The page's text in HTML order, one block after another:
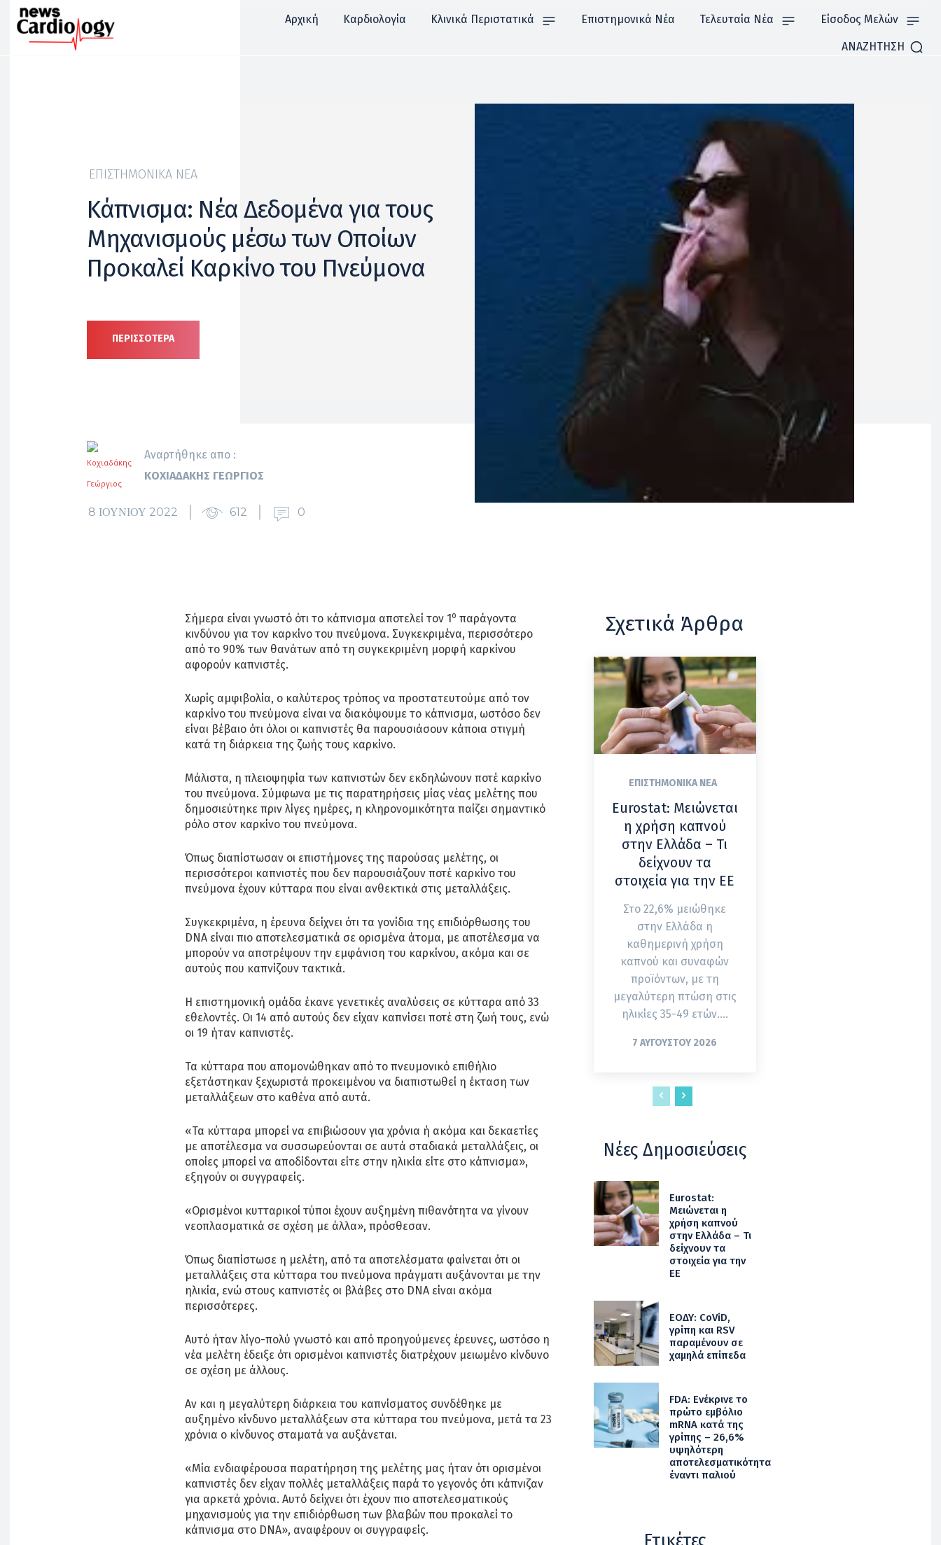
Αρχική Καρδιολογία Κλινικά Περιστατικά Επιστημονικά Νέα Τελευταία Νέα Είσοδος Μελών
ΑΝΑΖΗΤΗΣΗ
ΕΠΙΣΤΗΜΟΝΙΚΆ ΝΈΑ
Κάπνισμα: Νέα Δεδομένα για τους
Μηχανισμούς μέσω των Οποίων
Προκαλεί Καρκίνο του Πνεύμονα
ΠΕΡΙΣΣΟΤΕΡΑ
Αναρτήθηκε απο :
ΚΟΧΙΑΔΆΚΗΣ ΓΕΏΡΓΙΟΣ
8 ΙΟΥΝΊΟΥ 2022 612 0
Σήμερα είναι γνωστό ότι το κάπνισμα αποτελεί τον 1ο παράγοντα
κινδύνου για τον καρκίνο του πνεύμονα. Συγκεκριμένα, περισσότερο
από το 90% των θανάτων από τη συγκεκριμένη μορφή καρκίνου
αφορούν καπνιστές.
Χωρίς αμφιβολία, ο καλύτερος τρόπος να προστατευτούμε από τον
καρκίνο του πνεύμονα είναι να διακόψουμε το κάπνισμα, ωστόσο δεν
είναι βέβαιο ότι όλοι οι καπνιστές θα παρουσιάσουν κάποια στιγμή
κατά τη διάρκεια της ζωής τους καρκίνο.
Μάλιστα, η πλειοψηφία των καπνιστών δεν εκδηλώνουν ποτέ καρκίνο
του πνεύμονα. Σύμφωνα με τις παρατηρήσεις μίας νέας μελέτης που
δημοσιεύτηκε πριν λίγες ημέρες, η κληρονομικότητα παίζει σημαντικό
ρόλο στον καρκίνο του πνεύμονα.
Όπως διαπίστωσαν οι επιστήμονες της παρούσας μελέτης, οι
περισσότεροι καπνιστές που δεν παρουσιάζουν ποτέ καρκίνο του
πνεύμονα έχουν κύτταρα που είναι ανθεκτικά στις μεταλλάξεις.
Συγκεκριμένα, η έρευνα δείχνει ότι τα γονίδια της επιδιόρθωσης του
DNA είναι πιο αποτελεσματικά σε ορισμένα άτομα, με αποτέλεσμα να
μπορούν να αποτρέψουν την εμφάνιση του καρκίνου, ακόμα και σε
αυτούς που καπνίζουν τακτικά.
Η επιστημονική ομάδα έκανε γενετικές αναλύσεις σε κύτταρα από 33
εθελοντές. Οι 14 από αυτούς δεν είχαν καπνίσει ποτέ στη ζωή τους, ενώ
οι 19 ήταν καπνιστές.
Τα κύτταρα που απομονώθηκαν από το πνευμονικό επιθήλιο
εξετάστηκαν ξεχωριστά προκειμένου να διαπιστωθεί η έκταση των
μεταλλάξεων στο καθένα από αυτά.
«Τα κύτταρα μπορεί να επιβιώσουν για χρόνια ή ακόμα και δεκαετίες
με αποτέλεσμα να συσσωρεύονται σε αυτά σταδιακά μεταλλάξεις, οι
οποίες μπορεί να αποδίδονται είτε στην ηλικία είτε στο κάπνισμα»,
εξηγούν οι συγγραφείς.
«Ορισμένοι κυτταρικοί τύποι έχουν αυξημένη πιθανότητα να γίνουν
νεοπλασματικά σε σχέση με άλλα», πρόσθεσαν.
Όπως διαπίστωσε η μελέτη, από τα αποτελέσματα φαίνεται ότι οι
μεταλλάξεις στα κύτταρα του πνεύμονα πράγματι αυξάνονται με την
ηλικία, ενώ στους καπνιστές οι βλάβες στο DNA είναι ακόμα
περισσότερες.
Αυτό ήταν λίγο-πολύ γνωστό και από προηγούμενες έρευνες, ωστόσο η
νέα μελέτη έδειξε ότι ορισμένοι καπνιστές διατρέχουν μειωμένο κίνδυνο
σε σχέση με άλλους.
Αν και η μεγαλύτερη διάρκεια του καπνίσματος συνδέθηκε με
αυξημένο κίνδυνο μεταλλάξεων στα κύτταρα του πνεύμονα, μετά τα 23
χρόνια ο κίνδυνος σταματά να αυξάνεται.
«Μία ενδιαφέρουσα παρατήρηση της μελέτης μας ήταν ότι ορισμένοι
καπνιστές δεν είχαν πολλές μεταλλάξεις παρά το γεγονός ότι κάπνιζαν
για αρκετά χρόνια. Αυτό δείχνει ότι έχουν πιο αποτελεσματικούς
μηχανισμούς για την επιδιόρθωση των βλαβών που προκαλεί το
κάπνισμα στο DNA», αναφέρουν οι συγγραφείς.
Σχετικά Άρθρα
ΕΠΙΣΤΗΜΟΝΙΚΆ ΝΈΑ
Eurostat: Μειώνεται
η χρήση καπνού
στην Ελλάδα – Τι
δείχνουν τα
στοιχεία για την ΕΕ
Στο 22,6% μειώθηκε
στην Ελλάδα η
καθημερινή χρήση
καπνού και συναφών
προϊόντων, με τη
μεγαλύτερη πτώση στις
ηλικίες 35-49 ετών....
7 ΑΥΓΟΎΣΤΟΥ 2026
Νέες Δημοσιεύσεις
Eurostat:
Μειώνεται η
χρήση καπνού
στην Ελλάδα – Τι
δείχνουν τα
στοιχεία για την
ΕΕ
ΕΟΔΥ: CoViD,
γρίπη και RSV
παραμένουν σε
χαμηλά επίπεδα
FDA: Ενέκρινε το
πρώτο εμβόλιο
mRNA κατά της
γρίπης – 26,6%
υψηλότερη
αποτελεσματικότητα
έναντι παλιού
Ετικέτες